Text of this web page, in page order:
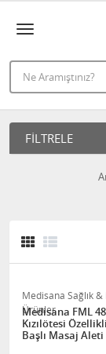
FILTRELE
Medisana Sağlık
Ürünler
Medisana FML
Kızılötesi
Başlı Masaj Aleti